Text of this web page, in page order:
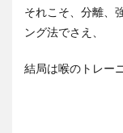
それこそ、分離、
ング法でさえ、
結局は喉のトレー